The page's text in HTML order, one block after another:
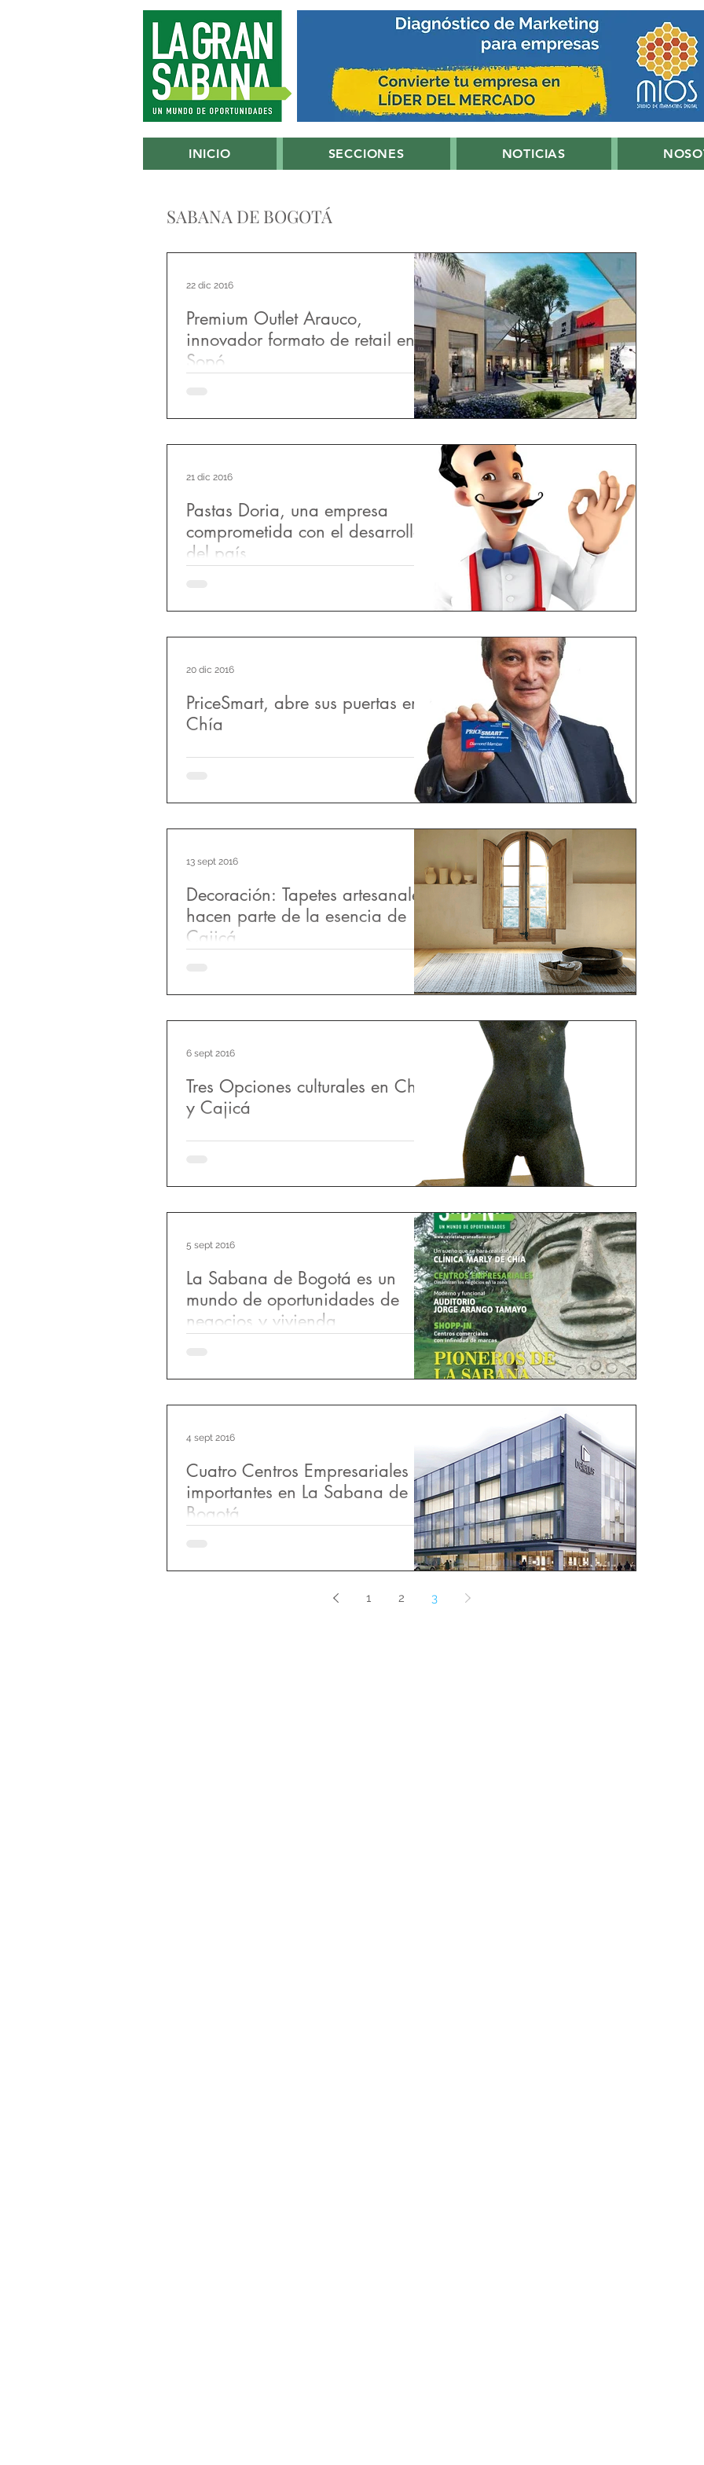
INICIO SECCIONES NOTICIAS
SABANA DE BOGOTÁ
Premium Outlet Arauco,
innovador formato de retail en
Sopó
Parque Arauco, la firma chilena con más de
presencia en Chil
22 dic 2016
Pastas Doria, una empresa
comprometida con el desarrollo
del país
país y la nutrición de los colombianos. Hacia
el año 1
21 dic 2016
PriceSmart, abre sus puertas en
Chía
esperada apertura de PriceSmart en Chía se
convirtió en realidad. El séptimo Club de esta
cadena,...
20 dic 2016
Decoración: Tapetes artesanales,
hacen parte de la esencia de
Cajicá.
dedicadas al tejido de tapetes y alfombras de
ofrecen una gran...
13 sept 2016
Tres Opciones culturales en Chía
y Cajicá
Cultura,...
6 sept 2016
La Sabana de Bogotá es un
mundo de oportunidades de
negocios y vivienda
reino de los Muiscas Hace más de 500 años,
los conquistadores españoles buscaban un
país...
5 sept 2016
Cuatro Centros Empresariales
importantes en La Sabana de
Bogotá
4 sept 2016
1 2 3